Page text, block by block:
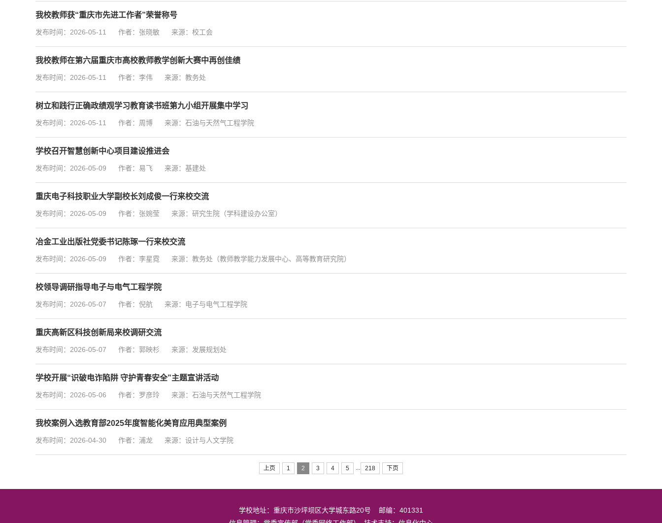
我校教师获“重庆市先进工作者”荣誉称号
发布时间：2026-05-11 作者：张晓敏 来源：校工会
我校教师在第六届重庆市高校教师教学创新大赛中再创佳绩
发布时间：2026-05-11 作者：李伟 来源：教务处
树立和践行正确政绩观学习教育读书班第九小组开展集中学习
发布时间：2026-05-11 作者：周博 来源：石油与天然气工程学院
学校召开智慧创新中心项目建设推进会
发布时间：2026-05-09 作者：易飞 来源：基建处
重庆电子科技职业大学副校长刘成俊一行来校交流
发布时间：2026-05-09 作者：张婉莹 来源：研究生院（学科建设办公室）
冶金工业出版社党委书记陈琢一行来校交流
发布时间：2026-05-09 作者：李星霓 来源：教务处（教师教学能力发展中心、高等教育研究院）
校领导调研指导电子与电气工程学院
发布时间：2026-05-07 作者：倪航 来源：电子与电气工程学院
重庆高新区科技创新局来校调研交流
发布时间：2026-05-07 作者：郭映杉 来源：发展规划处
学校开展“识破电诈陷阱 守护青春安全”主题宣讲活动
发布时间：2026-05-06 作者：罗彦玲 来源：石油与天然气工程学院
我校案例入选教育部2025年度智能化美育应用典型案例
发布时间：2026-04-30 作者：浦龙 来源：设计与人文学院
上页 1 2 3 4 5 ... 218 下页
学校地址：重庆市沙坪坝区大学城东路20号 邮编：401331